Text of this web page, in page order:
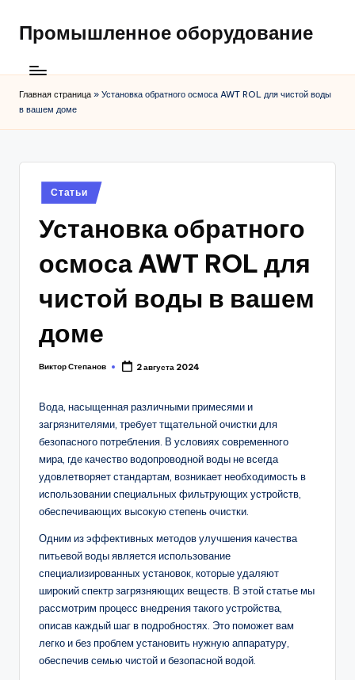
Промышленное оборудование
Главная страница » Установка обратного осмоса AWT ROL для чистой воды
в вашем доме
Posted
in
Статьи
Установка обратного
осмоса AWT ROL для
чистой воды в вашем
доме
Posted
Виктор Степанов 2 августа 2024
Вода, насыщенная различными примесями и
загрязнителями, требует тщательной очистки для
безопасного потребления. В условиях современного
мира, где качество водопроводной воды не всегда
удовлетворяет стандартам, возникает необходимость в
использовании специальных фильтрующих устройств,
обеспечивающих высокую степень очистки.
Одним из эффективных методов улучшения качества
питьевой воды является использование
специализированных установок, которые удаляют
широкий спектр загрязняющих веществ. В этой статье мы
рассмотрим процесс внедрения такого устройства,
описав каждый шаг в подробностях. Это поможет вам
легко и без проблем установить нужную аппаратуру,
обеспечив семью чистой и безопасной водой.